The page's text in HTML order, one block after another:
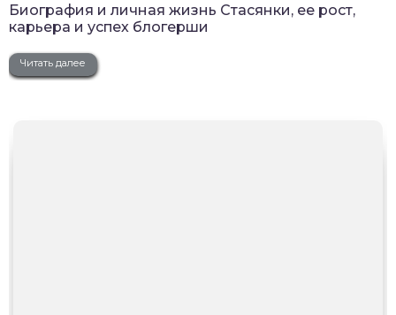
Биография и личная жизнь Стасянки, ее рост,
карьера и успех блогерши
Читать далее